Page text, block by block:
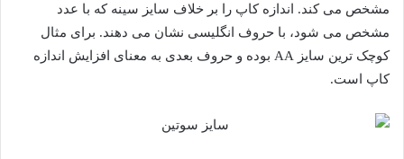
مشخص می کند. اندازه کاپ را بر خلاف سایز سینه که با عدد
مشخص می شود، با حروف انگلیسی نشان می دهند. برای مثال
کوچک ترین سایز AA بوده و حروف بعدی به معنای افزایش اندازه
کاپ است.